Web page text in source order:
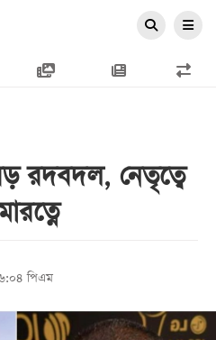
বড় রদবদল, নেতৃত্বে
পিএম